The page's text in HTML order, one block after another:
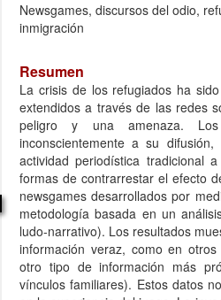
Newsgames, discursos del odio,
inmigración
Resumen
La crisis de los refugiados ha
extendidos a través de las redes
peligro y una amenaza.
inconscientemente a su
actividad periodística tradicional
formas de contrarrestar el efecto
newsgames desarrollados por
metodología basada en un
ludo-narrativo). Los resultados
información veraz, como en
otro tipo de información más
vínculos familiares). Estos datos